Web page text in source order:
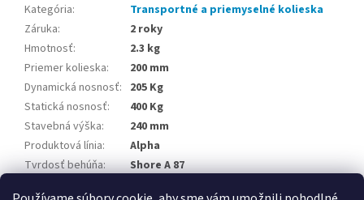
Kategória:
Transportné a priemyselné kolieska
Záruka:
2 roky
Hmotnosť:
2.3 kg
Priemer kolieska:
200 mm
Dynamická nosnosť: 205 Kg
Statická nosnosť:
400 Kg
Stavebná výška:
240 mm
Produktová línia:
Alpha
Tvrdosť behúňa:
Shore A 87